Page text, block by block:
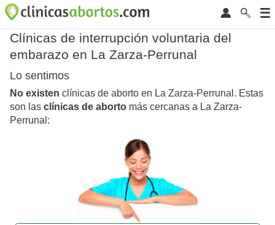
Clínicas de interrupción voluntaria del
embarazo en La Zarza-Perrunal
Lo sentimos
No existen clínicas de aborto en La Zarza-Perrunal. Estas
son las clínicas de aborto más cercanas a La Zarza-
Perrunal: